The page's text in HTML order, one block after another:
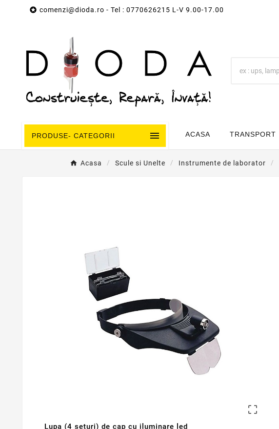
 comenzi@dioda.ro - Tel : 0770626215 L-V 9.00-17.00
PRODUSE- CATEGORII  ACASA TRANSPORT
Acasa Scule si Unelte Instrumente de laborator

Lupa (4 seturi) de cap cu iluminare led